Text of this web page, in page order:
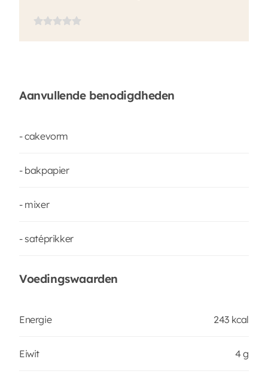
Aanvullende benodigdheden
- cakevorm
- bakpapier
- mixer
- satéprikker
Voedingswaarden
Energie 243 kcal
Eiwit 4 g